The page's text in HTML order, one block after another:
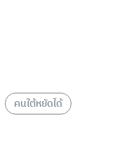
คนใต้หยัดได้